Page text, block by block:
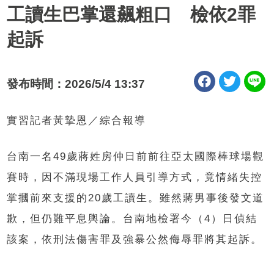
工讀生巴掌還飆粗口 檢依2罪
起訴
發布時間：2026/5/4 13:37
實習記者黃摯恩／綜合報導
台南一名49歲蔣姓房仲日前前往亞太國際棒球場觀
賽時，因不滿現場工作人員引導方式，竟情緒失控
掌摑前來支援的20歲工讀生。雖然蔣男事後發文道
歉，但仍難平息輿論。台南地檢署今（4）日偵結
該案，依刑法傷害罪及強暴公然侮辱罪將其起訴。